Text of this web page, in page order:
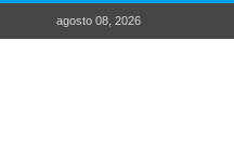
agosto 08, 2026